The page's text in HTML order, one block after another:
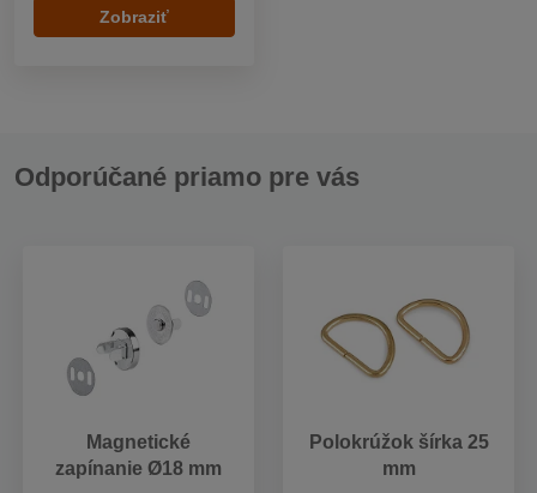
Zobraziť
Odporúčané priamo pre vás
Magnetické
zapínanie Ø18 mm
Polokrúžok šírka 25
mm